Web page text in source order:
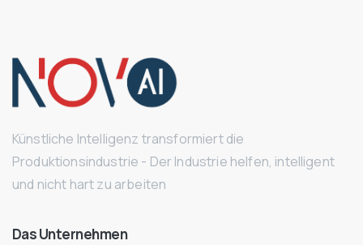
Künstliche Intelligenz transformiert die
Produktionsindustrie - Der Industrie helfen, intelligent
und nicht hart zu arbeiten
DasUnternehmen